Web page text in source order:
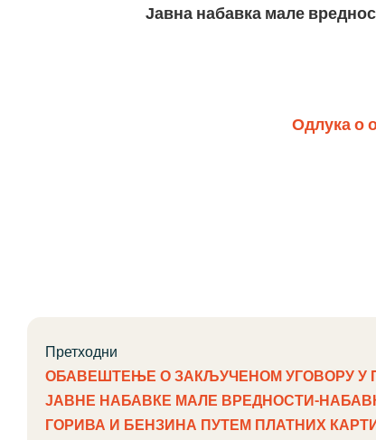
Јавна набавка мале
Одлука о
Претходни
ОБАВЕШТЕЊЕ О ЗАКЉУЧЕНОМ УГОВОРУ У
ЈАВНЕ НАБАВКЕ МАЛЕ ВРЕДНОСТИ-
ГОРИВА И БЕНЗИНА ПУТЕМ ПЛАТНИХ